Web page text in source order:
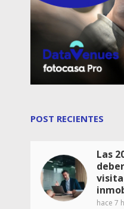
POST RECIENTES
Las
hace 7